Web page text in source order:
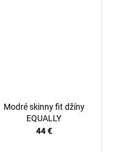
Modré skinny fit džíny
EQUALLY
44 €